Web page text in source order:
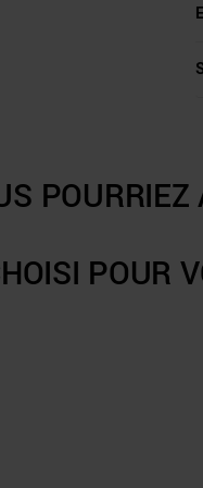
POURRIEZ
POUR